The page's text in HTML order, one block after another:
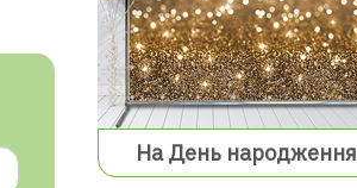
На День народження